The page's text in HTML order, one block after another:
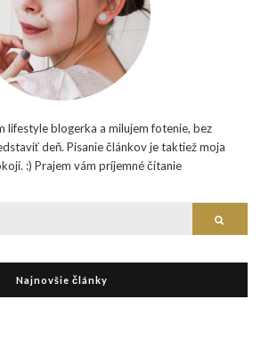
lifestyle blogerka a milujem fotenie, bez
deň. Písanie článkov je taktiež moja
:) Prajem vám príjemné čítanie
Najnovšie články